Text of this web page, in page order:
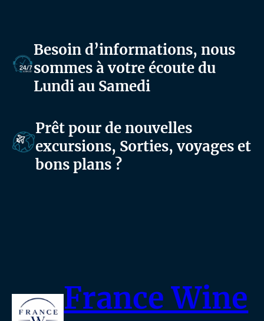
Besoin d’informations, nous
sommes à votre écoute du
Lundi au Samedi
Prêt pour de nouvelles
excursions, Sorties, voyages et
bons plans ?
France Wine